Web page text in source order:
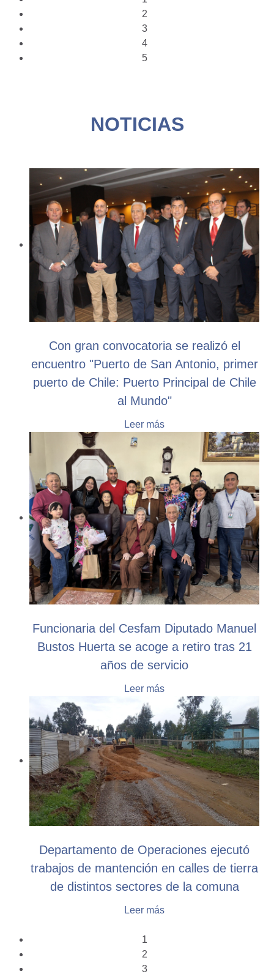
2
3
4
5
NOTICIAS
Con gran convocatoria se realizó el
encuentro "Puerto de San Antonio, primer
puerto de Chile: Puerto Principal de Chile
al Mundo"
Leer más
Funcionaria del Cesfam Diputado Manuel
Bustos Huerta se acoge a retiro tras 21
años de servicio
Leer más
Departamento de Operaciones ejecutó
trabajos de mantención en calles de tierra
de distintos sectores de la comuna
Leer más
1
2
3